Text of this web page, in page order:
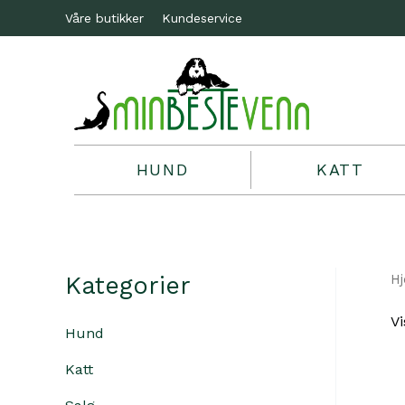
Våre butikker Kundeservice
HUND KATT
Kategorier
Hund
Katt